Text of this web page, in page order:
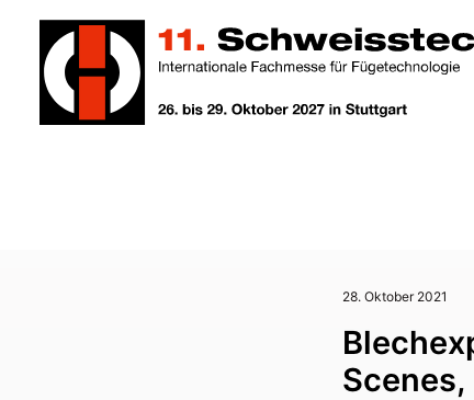
28. Oktober 2021